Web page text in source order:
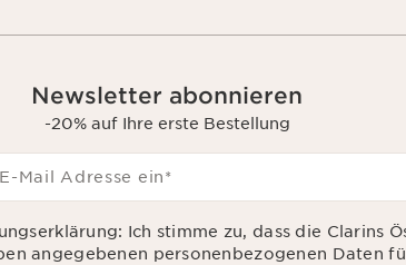
Newsletter abonnieren
-20% auf Ihre erste Bestellung
Mail Adresse ein*
Ich stimme zu, dass die Clarins
angegebenen personenbezogenen Daten